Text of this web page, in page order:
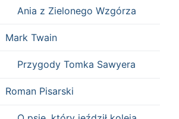
Ania z Zielonego Wzgórza
Mark Twain
Przygody Tomka Sawyera
Roman Pisarski